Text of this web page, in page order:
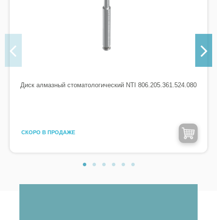
Диск алмазный стоматологический NTI 806.205.361.524.080
CКОРО В ПРОДАЖЕ